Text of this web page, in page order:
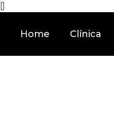
[]
Home Clínica